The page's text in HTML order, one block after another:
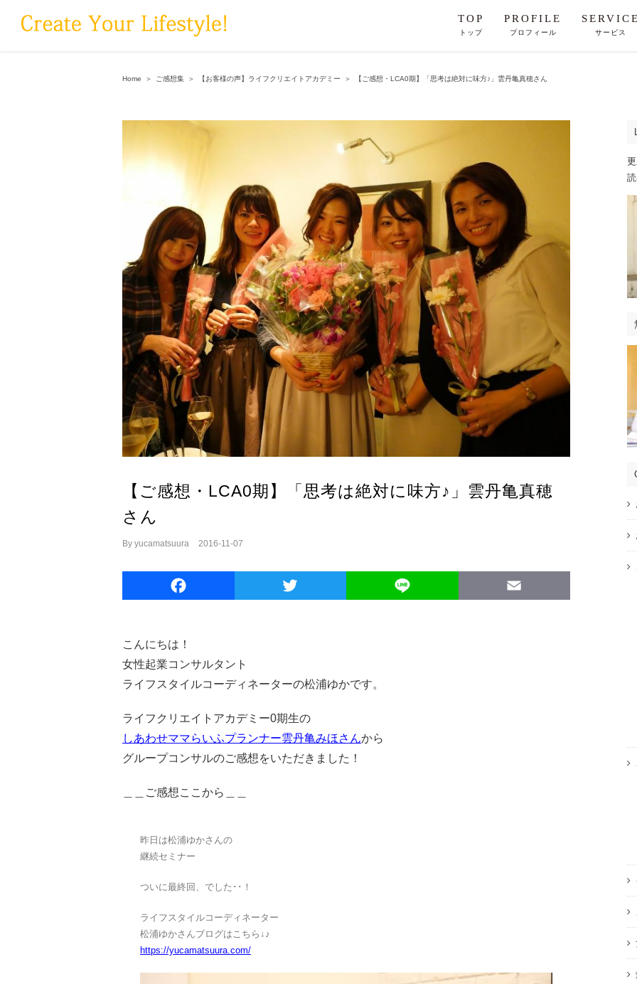
TOP
トップ
PROFILE
プロフィール
SERVICE
サービス
Home ＞ ご感想集 ＞ 【お客様の声】ライフクリエイトアカデミー ＞ 【ご感想・LCA0期】「思考は絶対に味方♪」雲丹亀真穂さん
【ご感想・LCA0期】「思考は絶対に味方♪」雲丹亀真穂
さん
By yucamatsuura 2016-11-07
Facebook
こんにちは！
女性起業コンサルタント
ライフスタイルコーディネーターの松浦ゆかです。
ライフクリエイトアカデミー0期生の
しあわせママらいふプランナー雲丹亀みほさんから
グループコンサルのご感想をいただきました！
＿＿ご感想ここから＿＿
昨日は松浦ゆかさんの
継続セミナー
ついに最終回、でした･･！
ライフスタイルコーディネーター
松浦ゆかさんブログはこちら↓♪
https://yucamatsuura.com/